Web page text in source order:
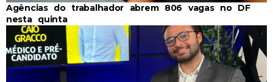
Agências do trabalhador abrem 806 vagas no DF
nesta quinta